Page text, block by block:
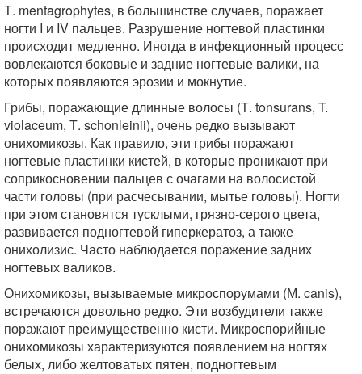
Т. mentagrophytes, в большинстве случаев, поражает
ногти I и IV пальцев. Разрушение ногтевой пластинки
происходит медленно. Иногда в инфекционный процесс
вовлекаются боковые и задние ногтевые валики, на
которых появляются эрозии и мокнутие.
Грибы, поражающие длинные волосы (Т. tonsurans, T.
violaceum, Т. schonleinii), очень редко вызывают
онихомикозы. Как правило, эти грибы поражают
ногтевые пластинки кистей, в которые проникают при
соприкосновении пальцев с очагами на волосистой
части головы (при расчесывании, мытье головы). Ногти
при этом становятся тусклыми, грязно-серого цвета,
развивается подногтевой гиперкератоз, а также
онихолизис. Часто наблюдается поражение задних
ногтевых валиков.
Онихомикозы, вызываемые микроспорумами (М. canis),
встречаются довольно редко. Эти возбудители также
поражают преимущественно кисти. Микроспорийные
онихомикозы характеризуются появлением на ногтях
белых, либо желтоватых пятен, подногтевым